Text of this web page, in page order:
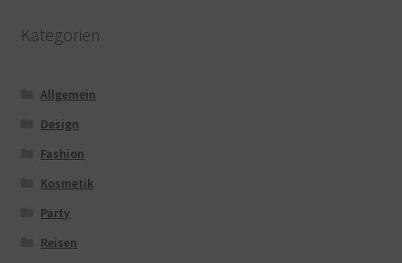
Kategorien
Allgemein
Design
Fashion
Kosmetik
Party
Reisen